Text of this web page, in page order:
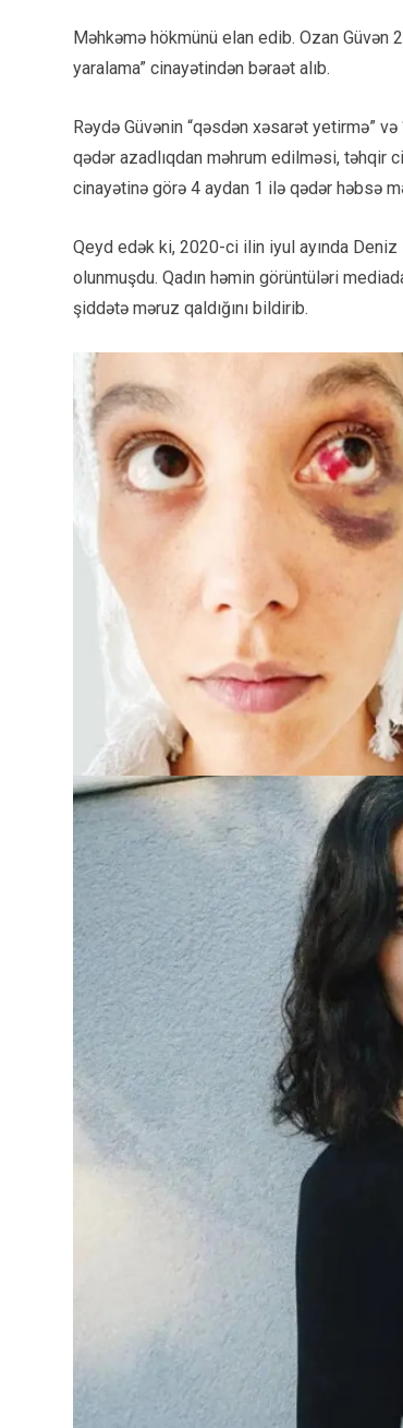
Məhkəmə hökmünü elan edib. Ozan
yaralama” cinayətindən bəraət alıb.
Rəydə Güvənin “qəsdən xəsarət yetirmə”
qədər azadlıqdan məhrum edilməsi, təhqir
cinayətinə görə 4 aydan 1 ilə qədər həbsə
Qeyd edək ki, 2020-ci ilin iyul ayında
olunmuşdu. Qadın həmin görüntüləri
şiddətə məruz qaldığını bildirib.